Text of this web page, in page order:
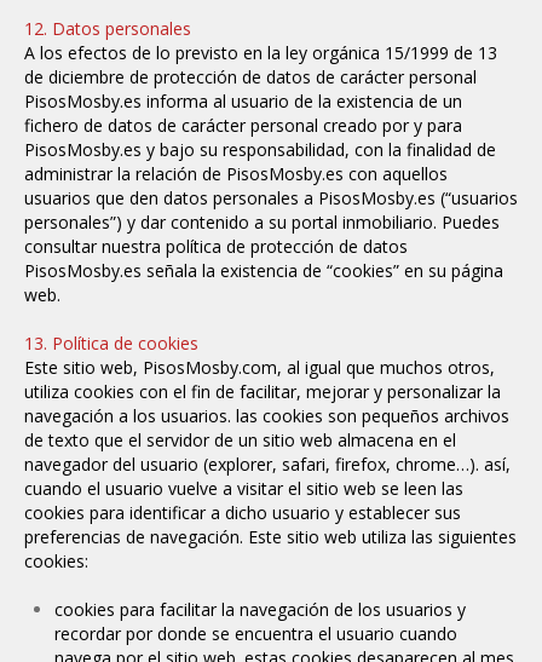
12. Datos personales
A los efectos de lo previsto en la ley orgánica 15/1999 de 13
de diciembre de protección de datos de carácter personal
PisosMosby.es informa al usuario de la existencia de un
fichero de datos de carácter personal creado por y para
PisosMosby.es y bajo su responsabilidad, con la finalidad de
administrar la relación de PisosMosby.es con aquellos
usuarios que den datos personales a PisosMosby.es (“usuarios
personales”) y dar contenido a su portal inmobiliario. Puedes
consultar nuestra política de protección de datos
PisosMosby.es señala la existencia de “cookies” en su página
web.
13. Política de cookies
Este sitio web, PisosMosby.com, al igual que muchos otros,
utiliza cookies con el fin de facilitar, mejorar y personalizar la
navegación a los usuarios. las cookies son pequeños archivos
de texto que el servidor de un sitio web almacena en el
navegador del usuario (explorer, safari, firefox, chrome…). así,
cuando el usuario vuelve a visitar el sitio web se leen las
cookies para identificar a dicho usuario y establecer sus
preferencias de navegación. Este sitio web utiliza las siguientes
cookies:
cookies para facilitar la navegación de los usuarios y
recordar por donde se encuentra el usuario cuando